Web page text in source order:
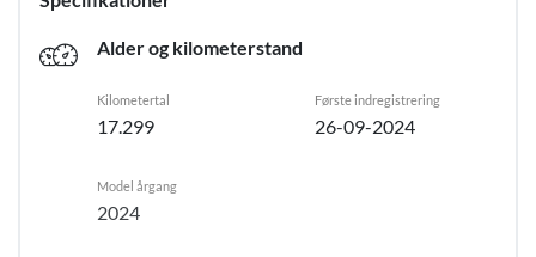
Alder og kilometerstand
Kilometertal
17.299
Første indregistrering
26-09-2024
Model årgang
2024